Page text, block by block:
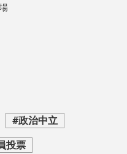
#政治中立
投票